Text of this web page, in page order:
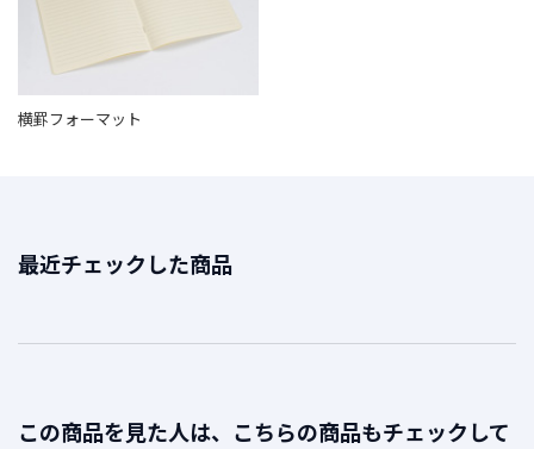
横罫フォーマット
最近チェックした商品
この商品を見た人は、こちらの商品もチェックして